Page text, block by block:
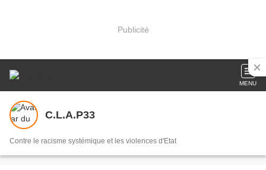
Publicité
MENU
C.L.A.P33
Contre le racisme systémique et les violences d'Etat